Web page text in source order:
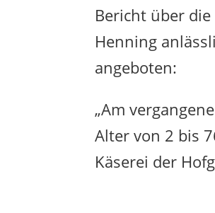
Bericht über
Henning
angeboten:
„Am
Alter von 2 bis
Käserei der